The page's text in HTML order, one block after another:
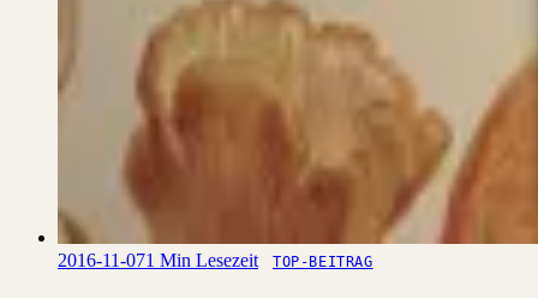
2016-11-071 Min Lesezeit TOP-BEITRAG